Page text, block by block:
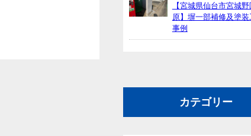
【宮城県仙台市宮城
原】塀一部補修及塗
事例
カテゴリー